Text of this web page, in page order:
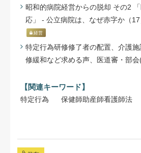
昭和的病院経営からの脱却 その2
応」 - 公立病院は、なぜ赤字か（
経営
特定行為研修修了者の配置、介護
修緩和など求める声、医道審・部
【関連キーワード】
特定行為 保健師助産師看護師法